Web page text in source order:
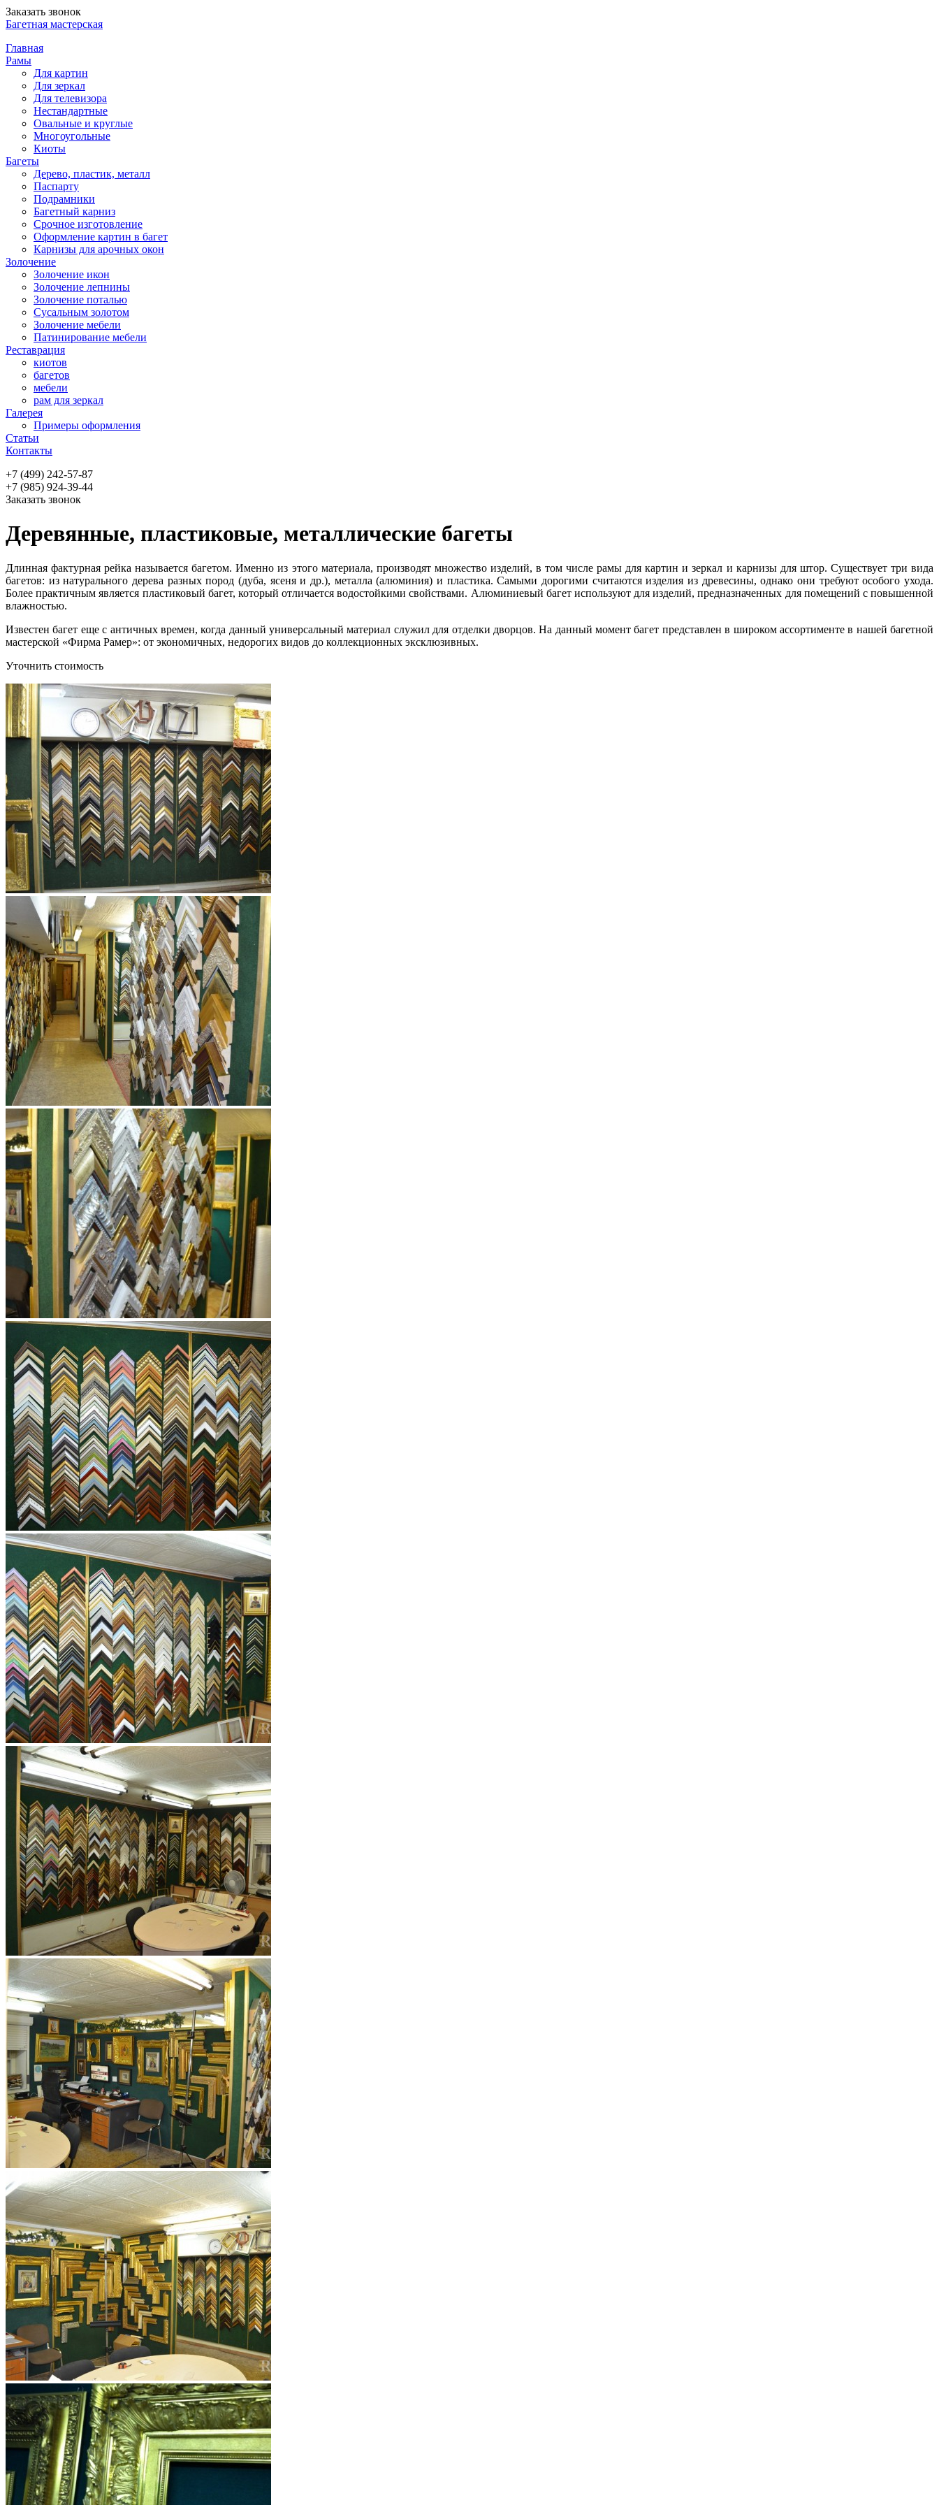
Заказать звонок
Багетная мастерская
Главная
Рамы
Для картин
Для зеркал
Для телевизора
Нестандартные
Овальные и круглые
Многоугольные
Киоты
Багеты
Дерево, пластик, металл
Паспарту
Подрамники
Багетный карниз
Срочное изготовление
Оформление картин в багет
Карнизы для арочных окон
Золочение
Золочение икон
Золочение лепнины
Золочение поталью
Сусальным золотом
Золочение мебели
Патинирование мебели
Реставрация
киотов
багетов
мебели
рам для зеркал
Галерея
Примеры оформления
Статьи
Контакты
+7 (499) 242-57-87
+7 (985) 924-39-44
Заказать звонок
Деревянные, пластиковые, металлические багеты
Длинная фактурная рейка называется багетом. Именно из этого материала, производят множество изделий, в том числе рамы для картин и зеркал и карнизы для штор. Существует три вида
багетов: из натурального дерева разных пород (дуба, ясеня и др.), металла (алюминия) и пластика. Самыми дорогими считаются изделия из древесины, однако они требуют особого ухода.
Более практичным является пластиковый багет, который отличается водостойкими свойствами. Алюминиевый багет используют для изделий, предназначенных для помещений с повышенной
влажностью.
Известен багет еще с античных времен, когда данный универсальный материал служил для отделки дворцов. На данный момент багет представлен в широком ассортименте в нашей багетной
мастерской «Фирма Рамер»: от экономичных, недорогих видов до коллекционных эксклюзивных.
Уточнить стоимость